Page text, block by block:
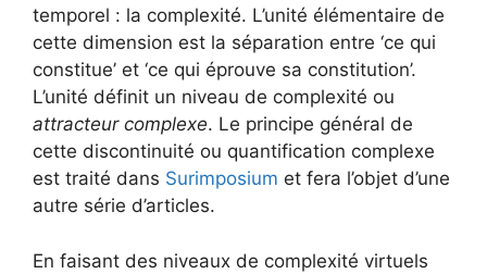
temporel : la complexité. L’unité élémentaire de
cette dimension est la séparation entre ‘ce qui
constitue’ et ‘ce qui éprouve sa constitution’.
L’unité définit un niveau de complexité ou
attracteur complexe. Le principe général de
cette discontinuité ou quantification complexe
est traité dans Surimposium et fera l’objet d’une
autre série d’articles.
En faisant des niveaux de complexité virtuels